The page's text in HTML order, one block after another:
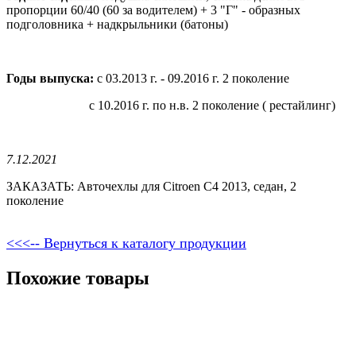
пропорции 60/40 (60 за водителем) + 3 "Г" - образных
подголовника + надкрыльники (батоны)
Годы выпуска: с 03.2013 г. - 09.2016 г. 2 поколение
с 10.2016 г. по н.в. 2 поколение ( рестайлинг)
7.12.2021
ЗАКАЗАТЬ: Авточехлы для Citroen C4 2013, седан, 2
поколение
<<<-- Вернуться к каталогу продукции
Похожие товары